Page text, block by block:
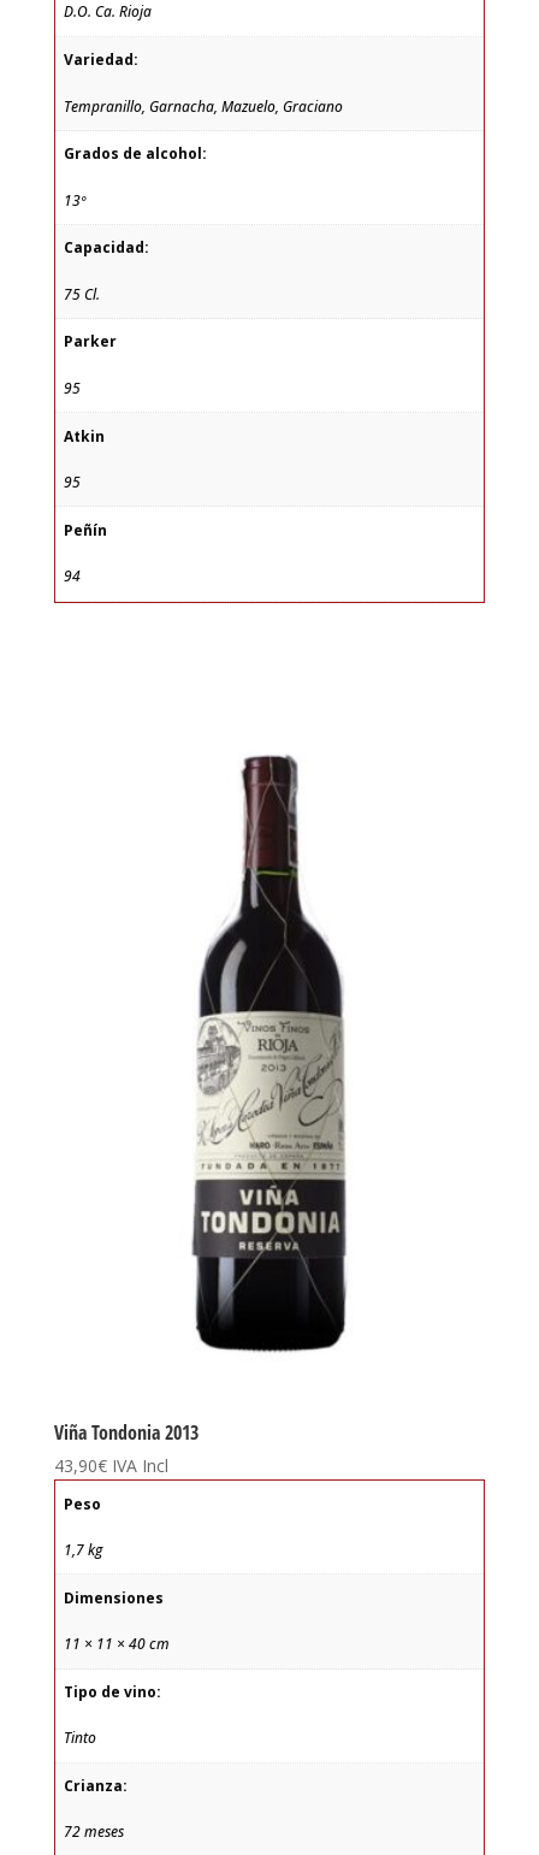
D.O. Ca. Rioja
Variedad:
Tempranillo, Garnacha, Mazuelo, Graciano
Grados de alcohol:
13º
Capacidad:
75 Cl.
Parker
95
Atkin
95
Peñín
94
Viña Tondonia 2013
43,90€ IVA Incl
Peso
1,7 kg
Dimensiones
11 × 11 × 40 cm
Tipo de vino:
Tinto
Crianza:
72 meses